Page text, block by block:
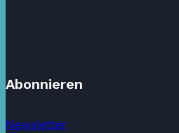
Abonnieren
Newsletter